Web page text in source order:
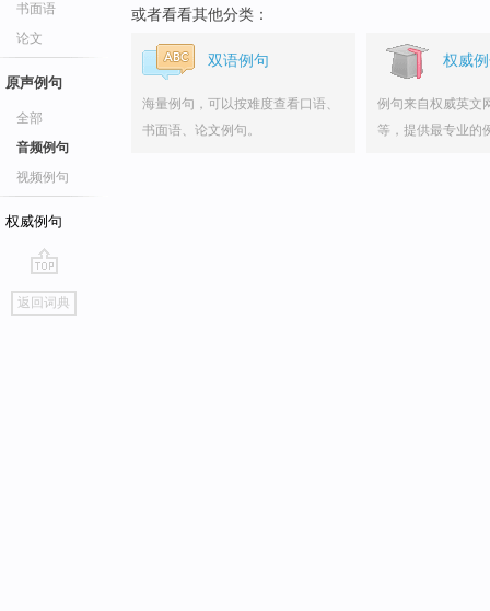
书面语
论文
原声例句
全部
音频例句
视频例句
权威例句
go
top
返回词典
或者看看其他分类：
双语例句
海量例句，可以按难度查看口语、
书面语、论文例句。
权威
例句来自权威英文
等，提供最专业的